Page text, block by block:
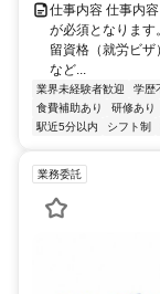
仕事内容 仕事内
が必須となりま
留資格（就労ビ
など...
業界未経験者歓迎 学歴
食費補助あり
研修あり
駅近5分以内
シフト制
業務委託